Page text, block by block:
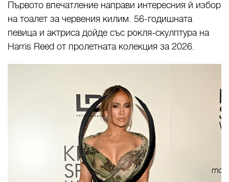
Първото впечатление направи интересния й избор
на тоалет за червения килим. 56-годишната
певица и актриса дойде със рокля-скулптура на
Harris Reed от пролетната колекция за 2026.